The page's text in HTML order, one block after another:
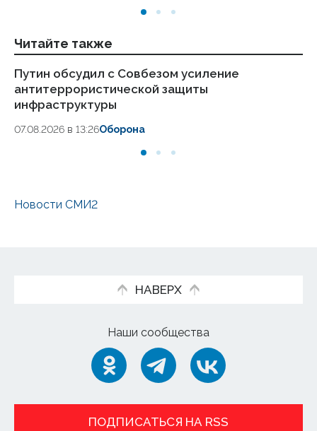
Читайте также
Путин обсудил с Совбезом усиление
антитеррористической защиты
инфраструктуры
07.08.2026 в 13:26Оборона
Новости СМИ2
НАВЕРХ
Наши сообщества
ПОДПИСАТЬСЯ НА RSS